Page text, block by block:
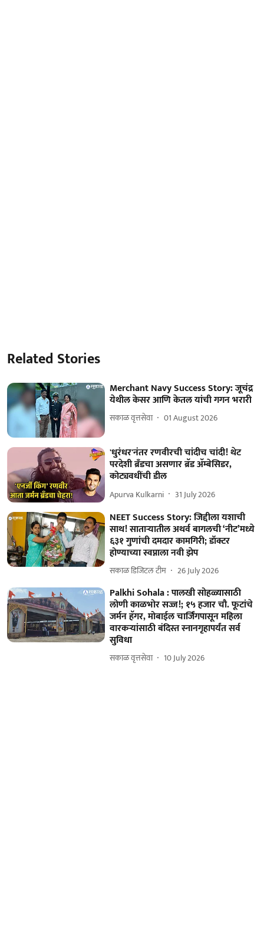
Related Stories
Merchant Navy Success Story: जूचंद्र
येथील केसर आणि केतल यांची गगन भरारी
सकाळ वृत्तसेवा 01 August 2026
'धुरंधर'नंतर रणवीरची चांदीच चांदी! थेट
परदेशी ब्रँडचा असणार ब्रॅड अ‍ॅम्बेसिडर,
कोट्यवधींची डील
Apurva Kulkarni 31 July 2026
NEET Success Story: जिद्दीला यशाची
साथ! साताऱ्यातील अथर्व बागलची ‘नीट’मध्ये
६३१ गुणांची दमदार कामगिरी; डॉक्टर
होण्याच्या स्वप्नाला नवी झेप
सकाळ डिजिटल टीम 26 July 2026
Palkhi Sohala : पालखी सोहळ्यासाठी
लोणी काळभोर सज्ज!; १५ हजार चौ. फूटांचे
जर्मन हॅगर, मोबाईल चार्जिंगपासून महिला
वारकऱ्यांसाठी बंदिस्त स्नानगृहापर्यंत सर्व
सुविधा
सकाळ वृत्तसेवा 10 July 2026